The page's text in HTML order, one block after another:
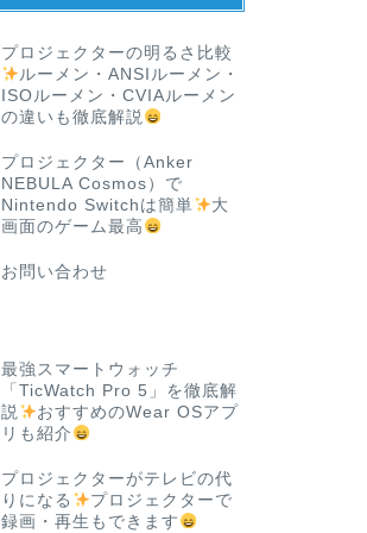
プロジェクターの明るさ比較
ルーメン・ANSIルーメン・
ISOルーメン・CVIAルーメン
の違いも徹底解説
プロジェクター（Anker
NEBULA Cosmos）で
Nintendo Switchは簡単
大
画面のゲーム最高
お問い合わせ
最強スマートウォッチ
「TicWatch Pro 5」を徹底解
説
おすすめのWear OSアプ
リも紹介
プロジェクターがテレビの代
りになる
プロジェクターで
録画・再生もできます